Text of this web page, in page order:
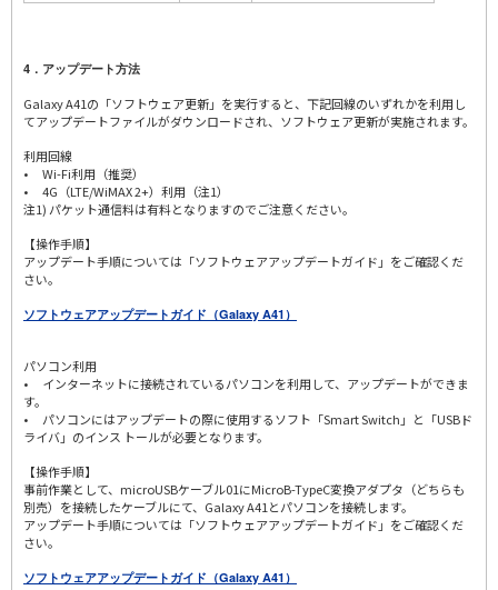
4．アップデート方法
Galaxy A41の「ソフトウェア更新」を実行すると、下記回線のいずれかを利用し
てアップデートファイルがダウンロードされ、ソフトウェア更新が実施されます。
利用回線
• Wi-Fi利用（推奨）
• 4G（LTE/WiMAX 2+）利用（注1）
注1) パケット通信料は有料となりますのでご注意ください。
【操作手順】
アップデート手順については「ソフトウェアアップデートガイド」をご確認くだ
さい。
ソフトウェアアップデートガイド（Galaxy A41）
パソコン利用
• インターネットに接続されているパソコンを利用して、アップデートができま
す。
• パソコンにはアップデートの際に使用するソフト「Smart Switch」と「USBド
ライバ」のインス トールが必要となります。
【操作手順】
事前作業として、microUSBケーブル01にMicroB-TypeC変換アダプタ（どちらも
別売）を接続したケーブルにて、Galaxy A41とパソコンを接続します。
アップデート手順については「ソフトウェアアップデートガイド」をご確認くだ
さい。
ソフトウェアアップデートガイド（Galaxy A41）